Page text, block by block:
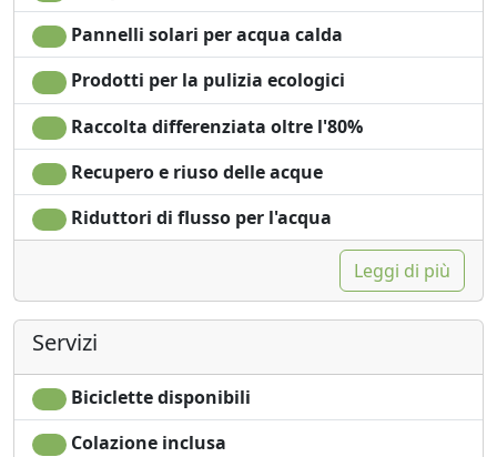
Pannelli solari per acqua calda
Prodotti per la pulizia ecologici
Raccolta differenziata oltre l'80%
Recupero e riuso delle acque
Riduttori di flusso per l'acqua
Leggi di più
Servizi
Biciclette disponibili
Colazione inclusa